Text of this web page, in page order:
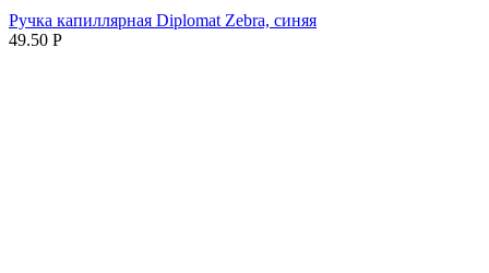
Ручка капиллярная Diplomat Zebra, синяя
49.50 Р